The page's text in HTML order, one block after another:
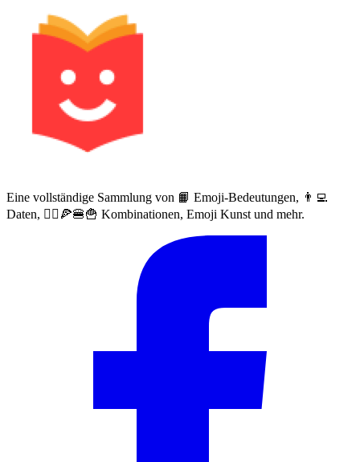
Eine vollständige Sammlung von 📙 Emoji-Bedeutungen, 👨‍💻
Daten, 🙅‍♀️🍕🍔🍟 Kombinationen, Emoji Kunst und mehr.